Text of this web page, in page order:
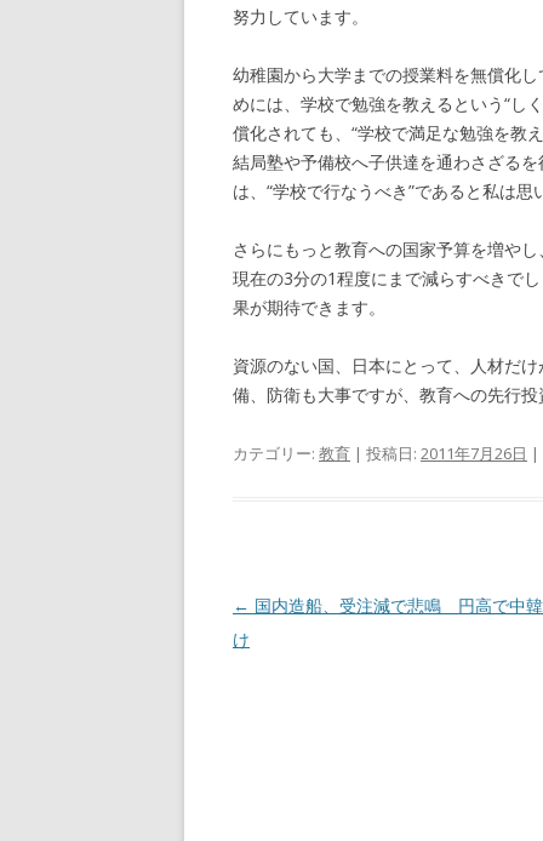
努力しています。
幼稚園から大学までの授業料を無償化
めには、学校で勉強を教えるという“し
償化されても、“学校で満足な勉強を教
結局塾や予備校へ子供達を通わさざる
は、“学校で行なうべき”であると私は思
さらにもっと教育への国家予算を増や
現在の3分の1程度にまで減らすべきで
果が期待できます。
資源のない国、日本にとって、人材だ
備、防衛も大事ですが、教育への先行
カテゴリー: 教育 | 投稿日: 2011年7月26日 |
投
稿
← 国内造船、受注減で悲鳴 円高で中
け